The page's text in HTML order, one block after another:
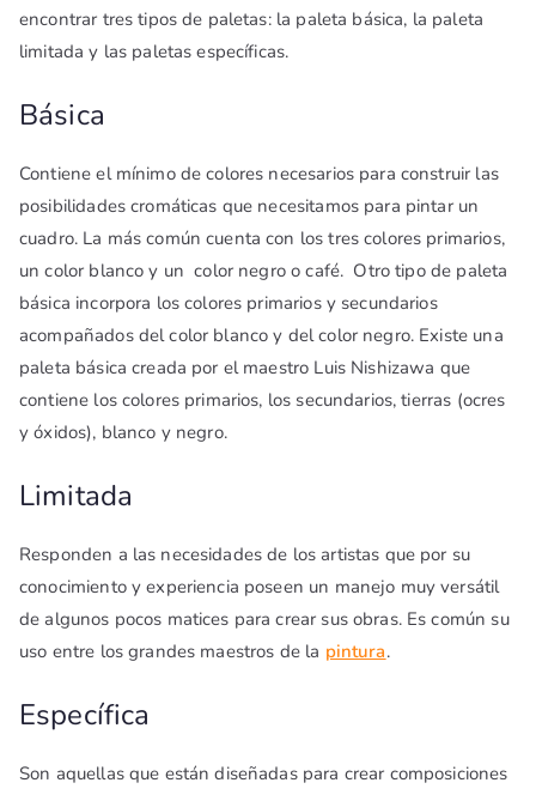
encontrar tres tipos de paletas: la paleta básica, la paleta
limitada y las paletas específicas.
Básica
Contiene el mínimo de colores necesarios para construir las
posibilidades cromáticas que necesitamos para pintar un
cuadro. La más común cuenta con los tres colores primarios,
un color blanco y un color negro o café. Otro tipo de paleta
básica incorpora los colores primarios y secundarios
acompañados del color blanco y del color negro. Existe una
paleta básica creada por el maestro Luis Nishizawa que
contiene los colores primarios, los secundarios, tierras (ocres
y óxidos), blanco y negro.
Limitada
Responden a las necesidades de los artistas que por su
conocimiento y experiencia poseen un manejo muy versátil
de algunos pocos matices para crear sus obras. Es común su
uso entre los grandes maestros de la pintura.
Específica
Son aquellas que están diseñadas para crear composiciones